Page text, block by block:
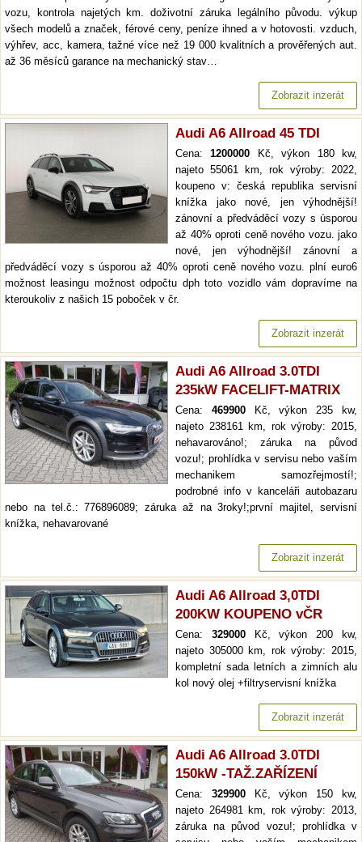
vozu, kontrola najetých km. doživotní záruka legálního původu. výkup
všech modelů a značek, férové ceny, peníze ihned a v hotovosti. vzduch,
výhřev, acc, kamera, tažné více než 19 000 kvalitních a prověřených aut.
až 36 měsíců garance na mechanický stav…
Zobrazit inzerát
Audi A6 Allroad 45 TDI
Cena:1200000 Kč, výkon 180 kw,
najeto 55061 km, rok výroby: 2022,
koupeno v: česká republika servisní
knížka jako nové, jen výhodnější!
zánovní a předváděcí vozy s úsporou
až 40% oproti ceně nového vozu. jako
nové, jen výhodnější! zánovní a
předváděcí vozy s úsporou až 40% oproti ceně nového vozu. plní euro6
možnost leasingu možnost odpočtu dph toto vozidlo vám dopravíme na
kteroukoliv z našich 15 poboček v čr.
Zobrazit inzerát
Audi A6 Allroad 3.0TDI
235kW FACELIFT-MATRIX
Cena: 469900Kč, výkon 235 kw,
najeto 238161 km, rok výroby: 2015,
nehavarováno!; záruka na původ
vozu!; prohlídka v servisu nebo vaším
mechanikem samozřejmostí!;
podrobné info v kanceláři autobazaru
nebo na tel.č.: 776896089; záruka až na 3roky!;první majitel, servisní
knížka, nehavarované
Zobrazit inzerát
Audi A6 Allroad 3,0TDI
200KW KOUPENO vČR
Cena: 329000Kč, výkon 200 kw,
najeto 305000 km, rok výroby: 2015,
kompletní sada letních a zimních alu
kol nový olej +filtryservisní knížka
Zobrazit inzerát
Audi A6 Allroad 3.0TDI
150kW -TAŽ.ZAŘÍZENÍ
Cena: 329900Kč, výkon 150 kw,
najeto 264981 km, rok výroby: 2013,
záruka na původ vozu!; prohlídka v